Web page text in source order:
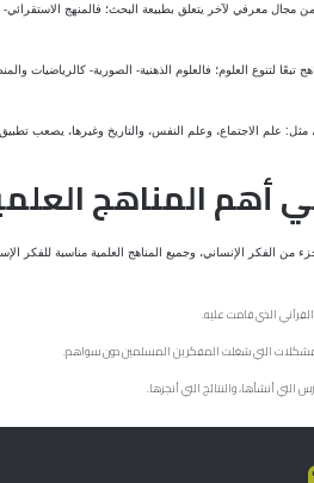
مجال معرفي لآخر يتعلق بطبيعة البحث؛ فالمنهج الاستقرائي-
تبعًا لتنوع العلوم؛ فالعلوم الذهنية- الصورية- كالرياضيات
مثل: علم الاجتماع، وعلم النفس، والتاريخ وغيرها، يصعب
أهم المناهج
من الفكر الإنساني، وجميع المناهج العلمية مناسبة
الذي قامت عليه.
التي شغلت المفكرين المسلمين دون سواهم.
التي أنشأها، والنتائج التي أنجزها.